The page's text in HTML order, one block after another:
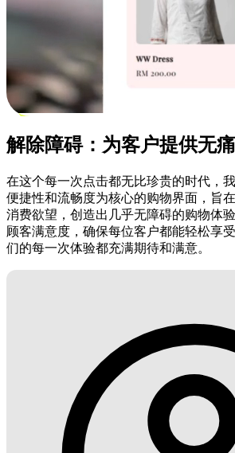
解除障碍：为客户提供无
在这个每一次点击都无比珍贵的时代，
便捷性和流畅度为核心的购物界面，旨
消费欲望，创造出几乎无障碍的购物体
顾客满意度，确保每位客户都能轻松享
们的每一次体验都充满期待和满意。